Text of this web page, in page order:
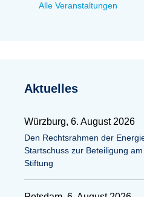
Alle Veranstaltungen
Aktuelles
Würzburg, 6. August 2026
Den Rechtsrahmen der
Startschuss zur Beteiligung
Stiftung